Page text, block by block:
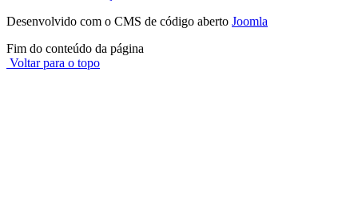
Desenvolvido com o CMS de código aberto Joomla
Fim do conteúdo da página
Voltar para o topo